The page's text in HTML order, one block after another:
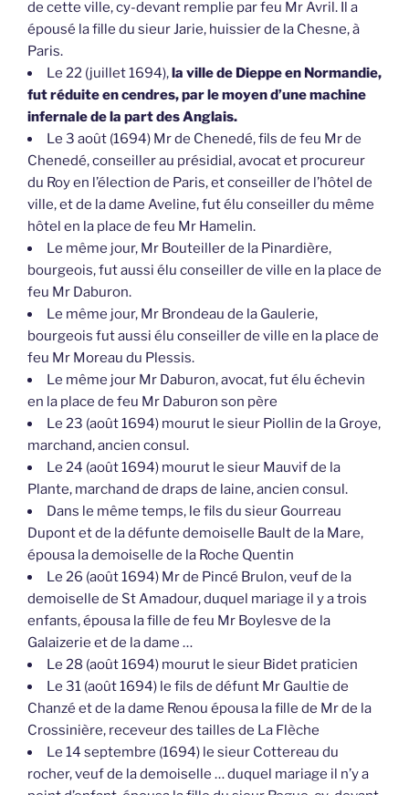
de cette ville, cy-devant remplie par feu Mr Avril. Il a
épousé la fille du sieur Jarie, huissier de la Chesne, à
Paris.
Le 22 (juillet 1694),la ville de Dieppe en Normandie,
fut réduite en cendres, par le moyen d’une machine
infernale de la part des Anglais.
Le 3 août (1694) Mr de Chenedé, fils de feu Mr de
Chenedé, conseiller au présidial, avocat et procureur
du Roy en l’élection de Paris, et conseiller de l’hôtel de
ville, et de la dame Aveline, fut élu conseiller du même
hôtel en la place de feu Mr Hamelin.
Le même jour, Mr Bouteiller de la Pinardière,
bourgeois, fut aussi élu conseiller de ville en la place de
feu Mr Daburon.
Le même jour, Mr Brondeau de la Gaulerie,
bourgeois fut aussi élu conseiller de ville en la place de
feu Mr Moreau du Plessis.
Le même jour Mr Daburon, avocat, fut élu échevin
en la place de feu Mr Daburon son père
Le 23 (août 1694) mourut le sieur Piollin de la Groye,
marchand, ancien consul.
Le 24 (août 1694) mourut le sieur Mauvif de la
Plante, marchand de draps de laine, ancien consul.
Dans le même temps, le fils du sieur Gourreau
Dupont et de la défunte demoiselle Bault de la Mare,
épousa la demoiselle de la Roche Quentin
Le 26 (août 1694) Mr de Pincé Brulon, veuf de la
demoiselle de St Amadour, duquel mariage il y a trois
enfants, épousa la fille de feu Mr Boylesve de la
Galaizerie et de la dame …
Le 28 (août 1694) mourut le sieur Bidet praticien
Le 31 (août 1694) le fils de défunt Mr Gaultie de
Chanzé et de la dame Renou épousa la fille de Mr de la
Crossinière, receveur des tailles de La Flèche
Le 14 septembre (1694) le sieur Cottereau du
rocher, veuf de la demoiselle … duquel mariage il n’y a